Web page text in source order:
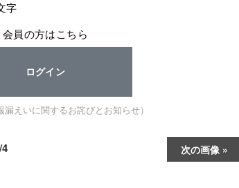
字
会員の方はこちら
ログイン
えいに関するお詫びとお知らせ）
次の画像